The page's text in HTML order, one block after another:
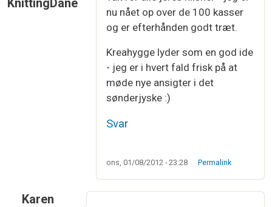
nu nået op over de 100 kasser
og er efterhånden godt træt.
Kreahygge lyder som en god ide
- jeg er i hvert fald frisk på at
møde nye ansigter i det
sønderjyske :)
Svar
ons, 01/08/2012 - 23:28 Permalink
Karen